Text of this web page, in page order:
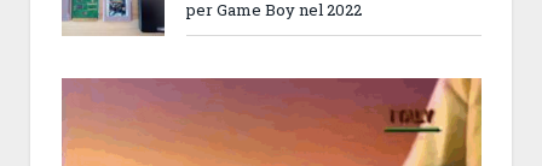
per Game Boy nel 2022